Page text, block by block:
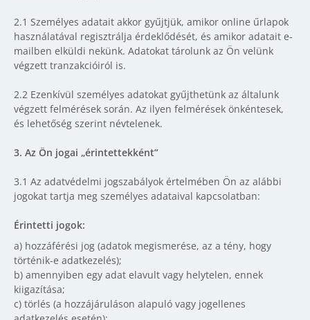
2.1 Személyes adatait akkor gyűjtjük, amikor online űrlapok
használatával regisztrálja érdeklődését, és amikor adatait e-
mailben elküldi nekünk. Adatokat tárolunk az Ön velünk
végzett tranzakcióiról is.
2.2 Ezenkívül személyes adatokat gyűjthetünk az általunk
végzett felmérések során. Az ilyen felmérések önkéntesek,
és lehetőség szerint névtelenek.
3. Az Ön jogai „érintettekként”
3.1 Az adatvédelmi jogszabályok értelmében Ön az alábbi
jogokat tartja meg személyes adataival kapcsolatban:
Érintetti jogok:
a) hozzáférési jog (adatok megismerése, az a tény, hogy
történik-e adatkezelés);
b) amennyiben egy adat elavult vagy helytelen, ennek
kiigazítása;
c) törlés (a hozzájáruláson alapuló vagy jogellenes